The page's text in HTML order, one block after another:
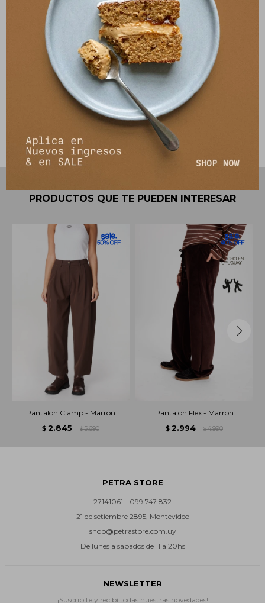
Ver opciones de pago y planes de cuotas
PRODUCTOS QUE TE PUEDEN INTERESAR
Pantalon Clamp - Marron
$ 2.845 $ 5.690
Pantalon Flex - Marron
$ 2.994 $ 4.990
PETRA STORE
27141061 - 099 747 832
21 de setiembre 2895, Montevideo
shop@petrastore.com.uy
De lunes a sábados de 11 a 20hs
NEWSLETTER
¡Suscribite y recibí todas nuestras novedades!